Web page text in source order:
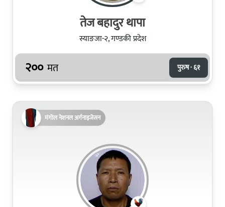
तेज बहादुर थापा
स्याङजा-२, गण्डकी प्रदेश
२०० मत पुरुष · ६१
मंगोल नेशनल अर्गनाइजेसन